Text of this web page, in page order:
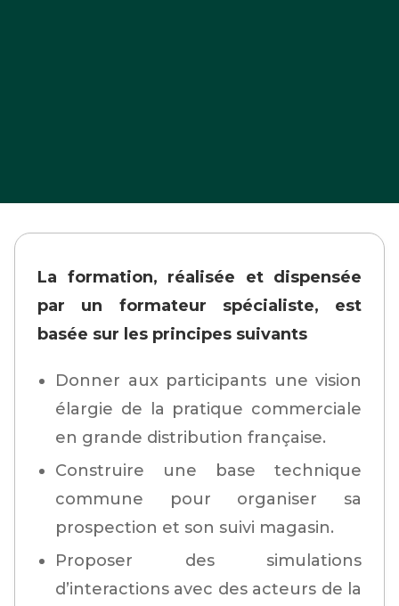
La formation, réalisée et dispensée
par un formateur spécialiste, est
basée sur les principes suivants
Donner aux participants une vision
élargie de la pratique commerciale
en grande distribution française.
Construire une base technique
commune pour organiser sa
prospection et son suivi magasin.
Proposer des simulations
d’interactions avec des acteurs de la